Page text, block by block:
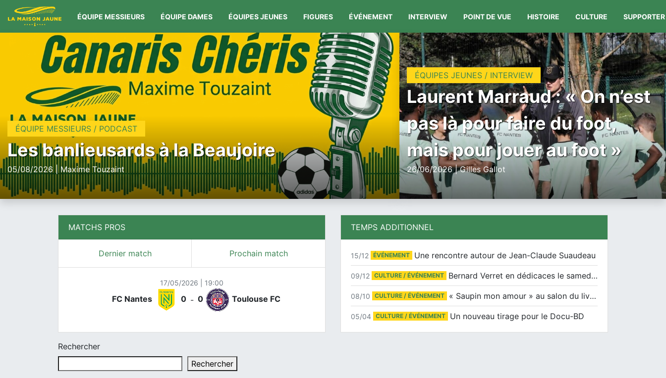
ÉQUIPE MESSIEURS ÉQUIPE DAMES ÉQUIPES JEUNES FIGURES ÉVÉNEMENT INTERVIEW POINT DE VUE HISTOIRE CULTURE SUPPORTER
ÉQUIPE MESSIEURS / PODCAST
Les banlieusards à la Beaujoire
05/08/2026 | Maxime Touzaint
ÉQUIPES JEUNES / INTERVIEW
Laurent Marraud : « On n’est
pas là pour faire du foot,
mais pour jouer au foot »
26/06/2026 | Gilles Gallot
MATCHS PROS
Dernier match Prochain match
17/05/2026 | 19:00
FC Nantes 0 - 0 Toulouse FC
TEMPS ADDITIONNEL
15/12 ÉVÉNEMENT Une rencontre autour de Jean-Claude Suaudeau
09/12 CULTURE / ÉVÉNEMENT Bernard Verret en dédicaces le samedi 13 décembre à l’Espace Culturel Atlantis
08/10 CULTURE / ÉVÉNEMENT « Saupin mon amour » au salon du livre de Trentemoult
05/04 CULTURE / ÉVÉNEMENT Un nouveau tirage pour le Docu-BD
Rechercher
Rechercher